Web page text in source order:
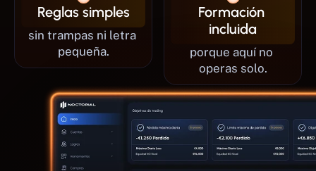
Reglas simples
sin trampas ni letra
pequeña.
Formación
incluida
porque aquí no
operas solo.